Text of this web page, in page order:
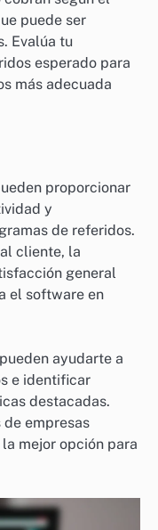
puede ser
Evalúa tu
esperado para
más adecuada
proporcionar
y
de referidos.
cliente, la
general
el software en
ayudarte a
e identificar
destacadas.
de empresas
mejor opción para